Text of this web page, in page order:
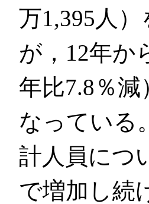
万1,395人
が，12年か
年比7.8％
なっている
計人員につ
で増加し続